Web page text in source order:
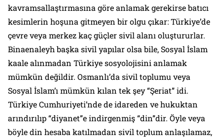
kavramsallaştırmasına göre anlamak gerekirse batıcı
kesimlerin hoşuna gitmeyen bir olgu çıkar: Türkiye’de
çevre veya merkez kaç güçler sivil alanı oluştururlar.
Binaenaleyh başka sivil yapılar olsa bile, Sosyal İslam
kaale alınmadan Türkiye sosyolojisini anlamak
mümkün değildir. Osmanlı’da sivil toplumu veya
Sosyal İslam’ı mümkün kılan tek şey “Şeriat” idi.
Türkiye Cumhuriyeti’nde de idareden ve hukuktan
arındırılıp “diyanet”e indirgenmiş “din”dir. Öyle veya
böyle din hesaba katılmadan sivil toplum anlaşılamaz,